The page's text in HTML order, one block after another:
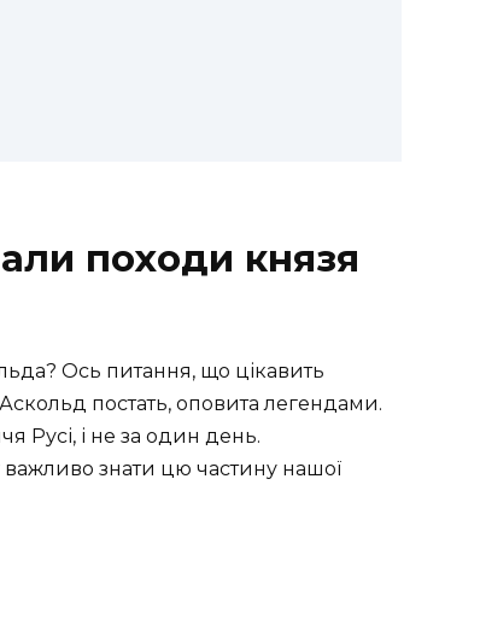
походи князя
Ось питання, що цікавить
Аскольд постать, оповита легендами.
Русі, і не за один день.
важливо знати цю частину нашої